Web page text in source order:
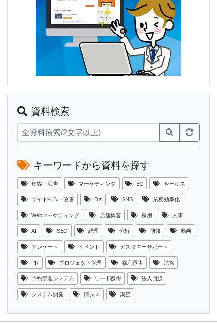
資料検索
キーワードから資料を探す
集客・広告 マーケティング EC セールス
サイト制作・改善 DX SNS 業務効率化
Webマーケティング 店舗集客 採用 人事
AI SEO 経理 分析 研修 動画
アンケート イベント カスタマーサポート
PR プロジェクト管理 福利厚生 法務
予約管理システム リード獲得 法人回線
システム開発 情シス 調査